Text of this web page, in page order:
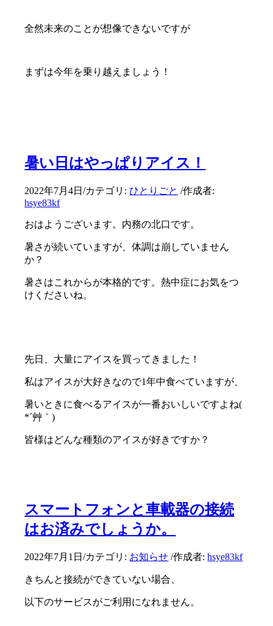
全然未来のことが想像できないですが
まずは今年を乗り越えましょう！
暑い日はやっぱりアイス！
2022年7月4日/カテゴリ:ひとりごと /作成者:
hsye83kf
おはようございます。内務の北口です。
暑さが続いていますが、体調は崩していません
か？
暑さはこれからが本格的です。熱中症にお気をつ
けくださいね。
先日、大量にアイスを買ってきました！
私はアイスが大好きなので1年中食べていますが、
暑いときに食べるアイスが一番おいしいですよね(
*´艸｀)
皆様はどんな種類のアイスが好きですか？
スマートフォンと車載器の接続
はお済みでしょうか。
2022年7月1日/カテゴリ: お知らせ /作成者:hsye83kf
きちんと接続ができていない場合、
以下のサービスがご利用になれません。